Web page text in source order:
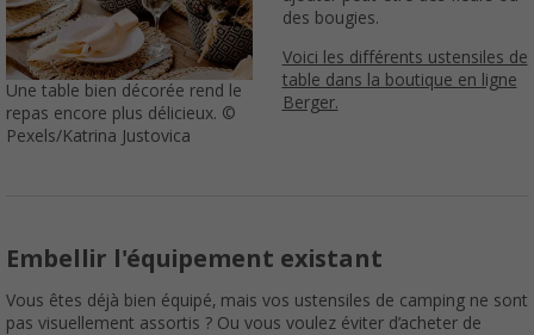
Une table bien décorée rend le
repas encore plus délicieux. ©
Pexels/Katrina Justovica
des bougies.
Voici les différents ustensiles de
table dans la boutique en ligne
Berger.
Embellir l'équipement existant
Vous êtes déjà bien équipé, mais vos ustensiles de camping ne sont
pas visuellement assortis ? Ou vous voulez éviter d’acheter de